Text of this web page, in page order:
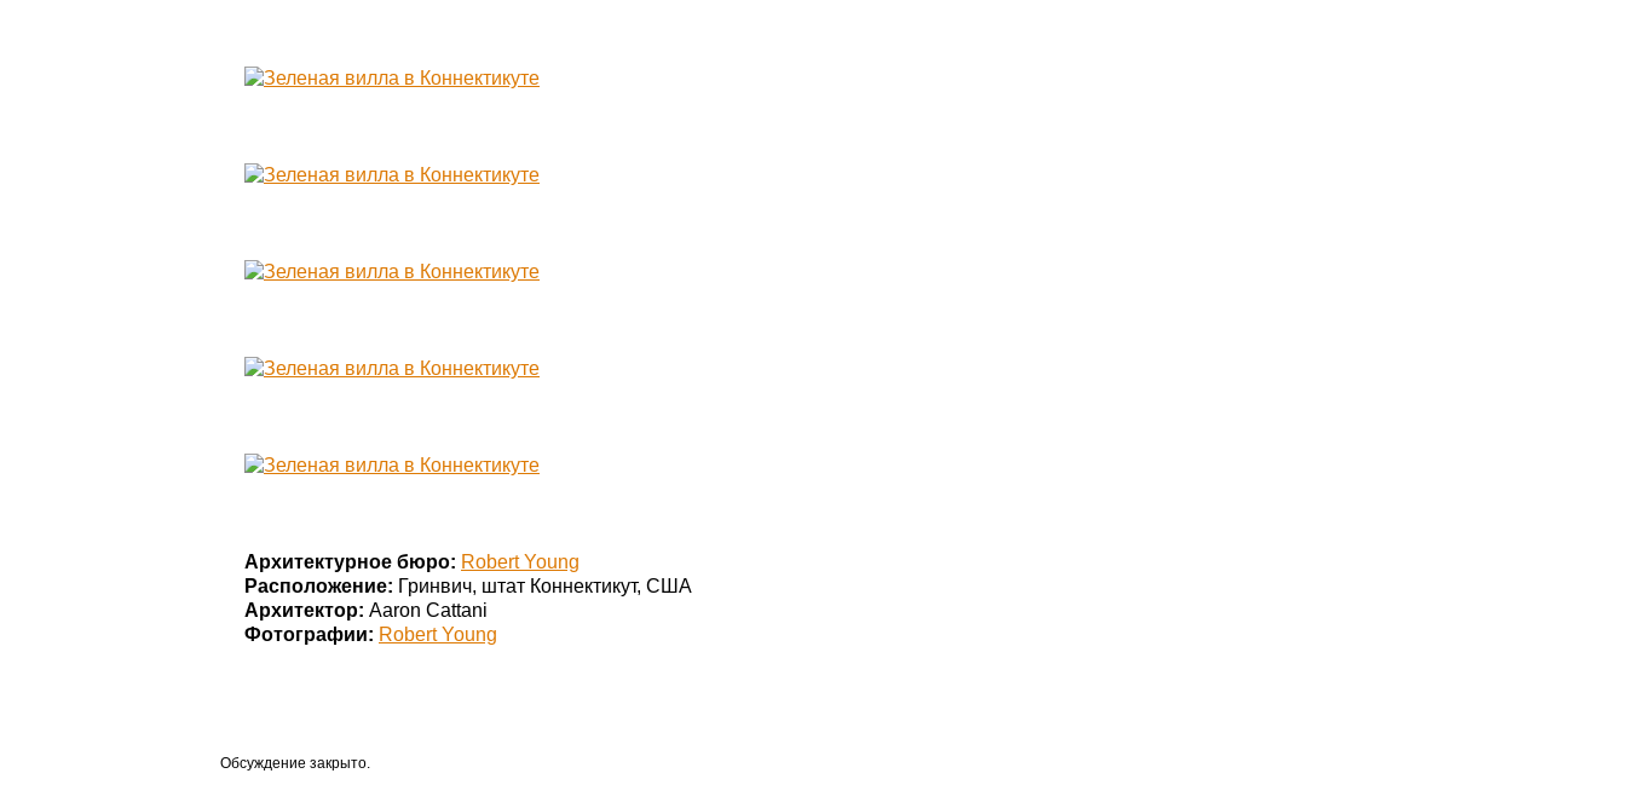
Архитектурное бюро: Robert Young
Расположение: Гринвич, штат Коннектикут, США
Архитектор: Aaron Cattani
Фотографии: Robert Young
Обсуждение закрыто.